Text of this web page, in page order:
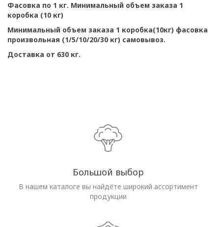
Фасовка по 1 кг. Минимальный объем заказа 1
коробка (10 кг)
Минимальный объем заказа 1 коробка(10кг) фасовка
произвольная (1/5/10/20/30 кг) самовывоз.
Доставка от 630 кг.
Большой выбор
В нашем каталоге вы найдёте широкий ассортимент
продукции